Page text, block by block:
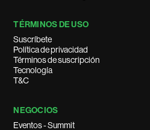
TÉRMINOS DE USO
Suscríbete
Política de privacidad
Términos de suscripción
Tecnología
T&C
NEGOCIOS
Eventos - Summit